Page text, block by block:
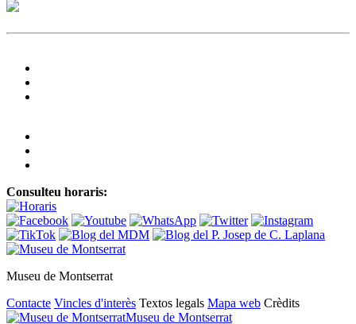
Consulteu horaris:
Museu de Montserrat
Contacte Vincles d'interès Textos legals Mapa web Crèdits
Museu de Montserrat